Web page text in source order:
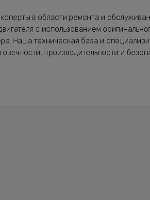
в области ремонта и
с использованием
Наша техническая база и
производительности и